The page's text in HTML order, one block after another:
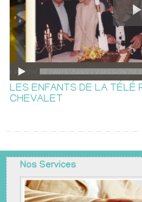
LES ENFANTS DE LA TÉLÉ
CHEVALET
Nos Services